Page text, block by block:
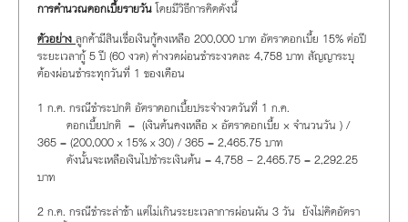
การคำนวณดอกเบี้ยรายวันโดยมีวิธีการคิดดังนี้
ตัวอย่าง ลูกค้ามีสินเชื่อเงินกู้คงเหลือ 200,000 บาท อัตราดอกเบี้ย 15% ต่อปี
ระยะเวลากู้ 5 ปี (60 งวด) ค่างวดผ่อนชำระงวดละ 4,758 บาท สัญญาระบุ
ต้องผ่อนชำระทุกวันที่ 1 ของเดือน
1 ก.ค. กรณีชำระปกติ อัตราดอกเบี้ยประจำงวดวันที่ 1 ก.ค.
ดอกเบี้ยปกติ = (เงินต้นคงเหลือ × อัตราดอกเบี้ย × จำนวนวัน ) /
365 = (200,000 x 15% x 30) / 365 = 2,465.75 บาท
ดังนั้นจะเหลือเงินไปชำระเงินต้น = 4,758 – 2,465.75 = 2,292.25
บาท
2 ก.ค. กรณีชำระล่าช้า แต่ไม่เกินระยะเวลาการผ่อนผัน 3 วัน ยังไม่คิดอัตรา